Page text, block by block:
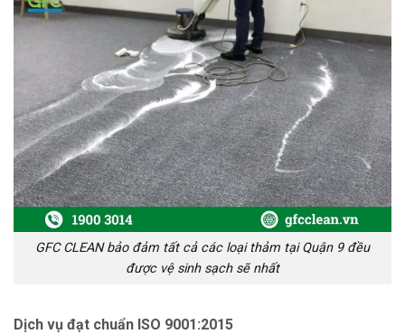
GFC CLEAN bảo đảm tất cả các loại thảm tại Quận 9 đều
được vệ sinh sạch sẽ nhất
Dịch vụ đạt chuẩn ISO 9001:2015